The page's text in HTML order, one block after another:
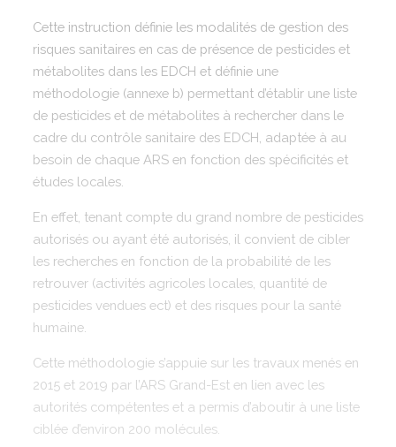
Cette instruction définie les modalités de gestion des
risques sanitaires en cas de présence de pesticides et
métabolites dans les EDCH et définie une
méthodologie (annexe b) permettant d’établir une liste
de pesticides et de métabolites à rechercher dans le
cadre du contrôle sanitaire des EDCH, adaptée à au
besoin de chaque ARS en fonction des spécificités et
études locales.
En effet, tenant compte du grand nombre de pesticides
autorisés ou ayant été autorisés, il convient de cibler
les recherches en fonction de la probabilité de les
retrouver (activités agricoles locales, quantité de
pesticides vendues ect) et des risques pour la santé
humaine.
Cette méthodologie s’appuie sur les travaux menés en
2015 et 2019 par l’ARS Grand-Est en lien avec les
autorités compétentes et a permis d’aboutir à une liste
ciblée d’environ 200 molécules.